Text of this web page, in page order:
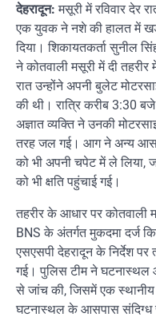
देहरादून:मसूरी में रविवार देर
एक युवक ने नशे की हालत में
दिया। शिकायतकर्ता सुनील
ने कोतवाली मसूरी में दी
रात उन्होंने अपनी बुलेट
की थी। रात्रि करीब 3:30
अज्ञात व्यक्ति ने उनकी
तरह जल गई। आग ने अन्य
को भी अपनी चपेट में ले लिया,
को भी क्षति पहुंचाई गई।
तहरीर के आधार पर
BNS के अंतर्गत मुकदमा दर्ज
एसएसपी देहरादून के निर्देश पर
गई। पुलिस टीम ने घटनास्थल
से जांच की, जिसमें एक
घटनास्थल के आसपास